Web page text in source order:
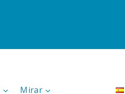
Mirar